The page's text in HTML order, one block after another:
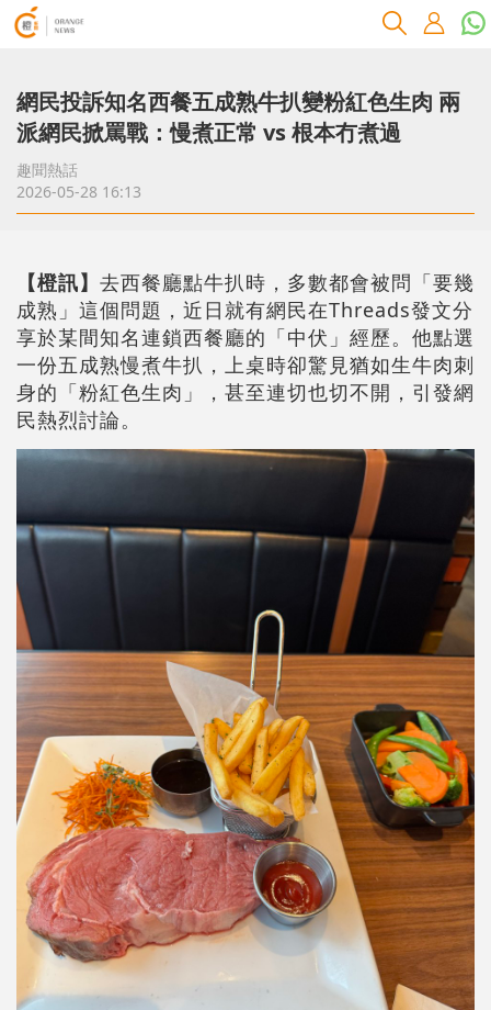
網民投訴知名西餐五成熟牛扒變粉紅色生肉 兩
派網民掀罵戰：慢煮正常 vs 根本冇煮過
趣聞熱話
2026-05-28 16:13
【橙訊】 去西餐廳點牛扒時，多數都會被問「要幾
成熟」這個問題，近日就有網民在Threads發文分
享於某間知名連鎖西餐廳的「中伏」經歷。他點選
一份五成熟慢煮牛扒，上桌時卻驚見猶如生牛肉刺
身的「粉紅色生肉」，甚至連切也切不開，引發網
民熱烈討論。